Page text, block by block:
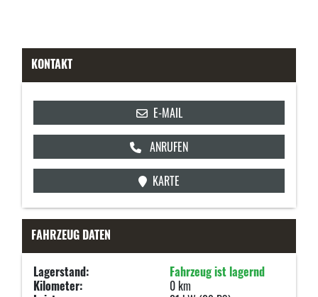
KONTAKT
E-MAIL
ANRUFEN
KARTE
FAHRZEUG DATEN
Lagerstand:
Fahrzeug ist lagernd
Kilometer:
0 km